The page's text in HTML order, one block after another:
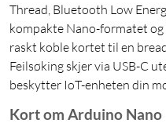
Thread, Bluetooth Low
kompakte Nano-formatet
raskt koble kortet til en
Feilsøking skjer via USB-C
beskytter IoT-enheten din
Kort om Arduino